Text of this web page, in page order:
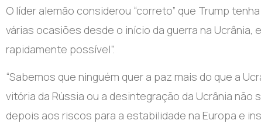
O líder alemão considerou “correto” que Trump
várias ocasiões desde o início da guerra na
rapidamente possível”.
“Sabemos que ninguém quer a paz mais do que a
vitória da Rússia ou a desintegração da Ucrânia
depois aos riscos para a estabilidade na Europa e